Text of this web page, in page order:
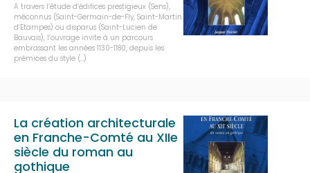
A travers l’étude d’édifices prestigieux (Sens),
méconnus (Saint-Germain-de-Fly, Saint-Martin
d’Etampes) ou disparus (Saint-Lucien de
Bauvais), l’ouvrage invite à un parcours
embrassant les années 1130-1180, depuis les
prémices du style (…)
La création architecturale
en Franche-Comté au XIIe
siècle du roman au
gothique